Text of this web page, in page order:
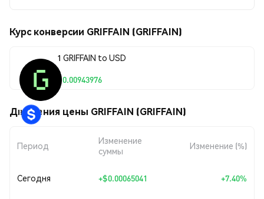
Курс конверсии GRIFFAIN (GRIFFAIN)
1 GRIFFAIN to USD
$0.00943976
Движения цены GRIFFAIN (GRIFFAIN)
Период
Изменение
суммы
Изменение (%)
Сегодня +$0.00065041 +7.40%